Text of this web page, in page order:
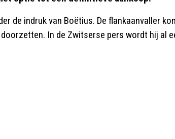
de indruk van Boëtius. De flankaanvaller
In de Zwitserse pers wordt hij al